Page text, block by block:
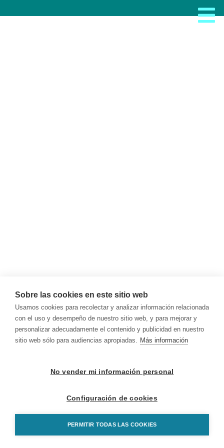
Sobre las cookies en este sitio web
Usamos cookies para recolectar y analizar información relacionada
con el uso y desempeño de nuestro sitio web, y para mejorar y
personalizar adecuadamente el contenido y publicidad en nuestro
sitio web sólo para audiencias apropiadas. Más información
No vender mi información personal
Configuración de cookies
PERMITIR TODAS LAS COOKIES